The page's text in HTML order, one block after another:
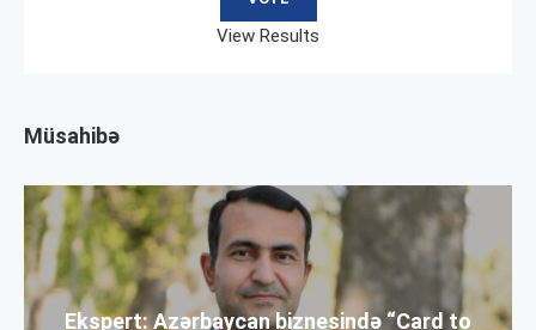
View Results
Müsahibə
Ekspert: Azərbaycan biznesində “Card to